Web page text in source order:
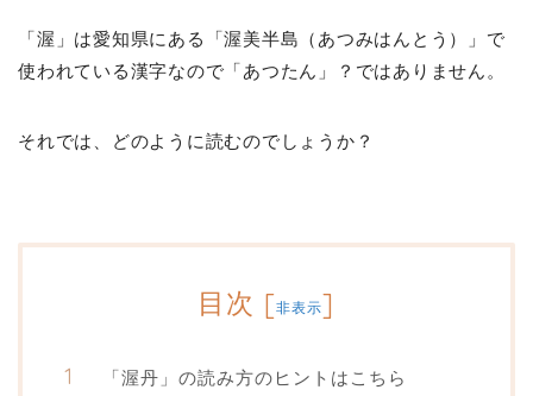
「渥」は愛知県にある「渥美半島（あつみはんとう）」で
使われている漢字なので「あつたん」？ではありません。
それでは、どのように読むのでしょうか？
目次 [非表示]
「渥丹」の読み方のヒントはこちら